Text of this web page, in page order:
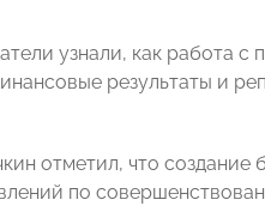
узнали, как работа с
результаты и
отметил, что создание
по